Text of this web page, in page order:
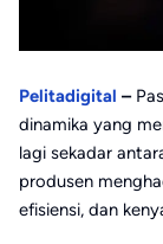
Pelitadigital –
dinamika yang
lagi sekadar
produsen
efisiensi, dan